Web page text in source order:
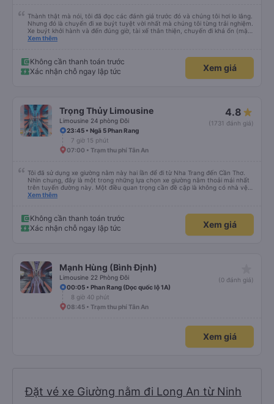
Thành thật mà nói, tôi đã đọc các đánh giá trước đó và chúng tôi hơi lo lắng.
Nhưng đó là chuyến đi xe buýt tuyệt vời nhất mà chúng tôi từng trải nghiệm.
Xe buýt khởi hành và đến đúng giờ, tài xế thân thiện, chuyến đi khá ổn (mặc
dù vẫn hơi xóc, nhưng đó là đặc trưng của Việt Nam ^^), và chỗ ngồi thoải
Xem thêm
Không cần thanh toán trước
Xác nhận chỗ ngay lập tức
Xem giá
Trọng Thủy Limousine
Limousine 24 phòng Đôi
4.8
(1731 đánh giá)
23:45 • Ngã 5 Phan Rang
7 giờ 15 phút
07:00 • Trạm thu phí Tân An
Tôi đã sử dụng xe giường nằm này hai lần để đi từ Nha Trang đến Cần Thơ.
Nhìn chung, đây là một trong những lựa chọn xe giường nằm thoải mái nhất
trên tuyến đường này. Một điều quan trọng cần đề cập là không có nhà vệ
sinh trên xe, điều này có thể gây khó chịu trên một hành trình dài xuyên
chậm khoảng một tiếng, nhưng công ty đã thông báo trước cho tôi, nên tôi
không gặp vấn đề gì. Xe khá thoải mái, có chăn và hai gối, và các tài xế lịch
sự và thân thiện. Có các điểm dừng nghỉ vào khoảng 4:00 sáng và 9:00
cho đến khoảng 8:00 sáng, điều này khá khó chịu. Có vẻ như lịch trình phụ
thuộc vào tài xế, và tôi thực sự hy vọng các điểm dừng sẽ được bố trí đều
đặn hơn trong tương lai. Nhìn chung, tôi hài lòng và sẽ tiếp tục sử dụng dịch
vụ xe buýt giường nằm của công ty này cho các chuyến công tác, vì đây
vẫn là một trong những lựa chọn xe buýt giường nằm thoải mái nhất trên
tuyến đường này. Tôi thực sự hy vọng rằng trong tương lai các tài xế sẽ
dừng xe thường xuyên theo lịch trình, đặc biệt là vì tôi dự định sẽ đi tuyến
đường này một lần nữa vào tuần tới.
Xem thêm
Không cần thanh toán trước
Xác nhận chỗ ngay lập tức
Xem giá
Mạnh Hùng (Bình Định)
Limousine 22 Phòng Đôi
(0 đánh giá)
00:05 • Phan Rang (Dọc quốc lộ 1A)
8 giờ 40 phút
08:45 • Trạm thu phí Tân An
Xem giá
Đặt vé xe Giường nằm đi Long An từ Ninh